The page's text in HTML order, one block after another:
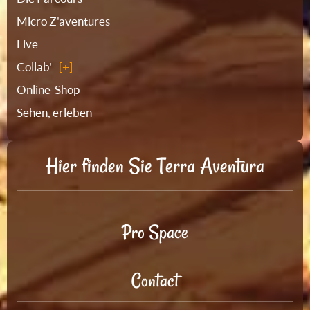
Micro Z'aventures
Live
Collab'
Online-Shop
Sehen, erleben
Hier finden Sie Terra Aventura
Pro Space
Contact